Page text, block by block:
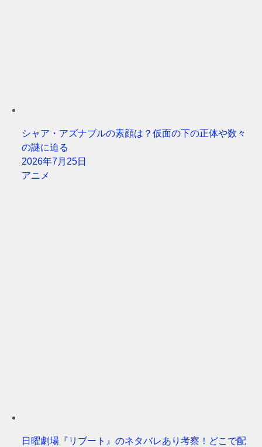
シャア・アズナブルの素顔は？仮面の下の正体や数々
の謎に迫る
2026年7月25日
アニメ
日曜劇場『リブート』のネタバレあり考察！どこで配